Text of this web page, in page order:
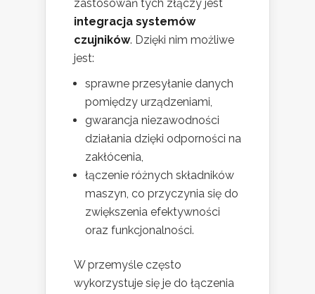
zastosowań tych złączy jest
integracja systemów
czujników. Dzięki nim możliwe
jest:
sprawne przesyłanie danych
pomiędzy urządzeniami,
gwarancja niezawodności
działania dzięki odporności na
zakłócenia,
łączenie różnych składników
maszyn, co przyczynia się do
zwiększenia efektywności
oraz funkcjonalności.
W przemyśle często
wykorzystuje się je do łączenia